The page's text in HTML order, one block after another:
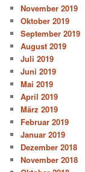
November 2019
Oktober 2019
September 2019
August 2019
Juli 2019
Juni 2019
Mai 2019
April 2019
März 2019
Februar 2019
Januar 2019
Dezember 2018
November 2018